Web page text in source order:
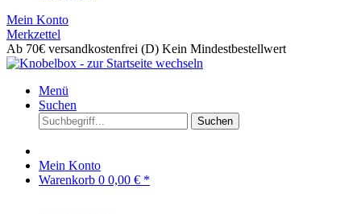
Mein Konto
Merkzettel
Ab 70€ versandkostenfrei (D) Kein Mindestbestellwert
Menü
Suchen
Suchen
Mein Konto
Warenkorb 0 0,00 € *